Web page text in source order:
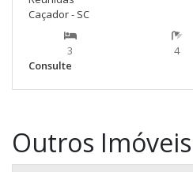
Caçador - SC
3 4
Consulte
Outros